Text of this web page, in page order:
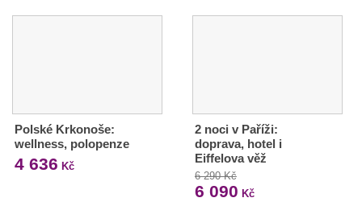
Polské Krkonoše:
wellness, polopenze
4 636 Kč
2 noci v Paříži:
doprava, hotel i
Eiffelova věž
6 290 Kč
6 090 Kč